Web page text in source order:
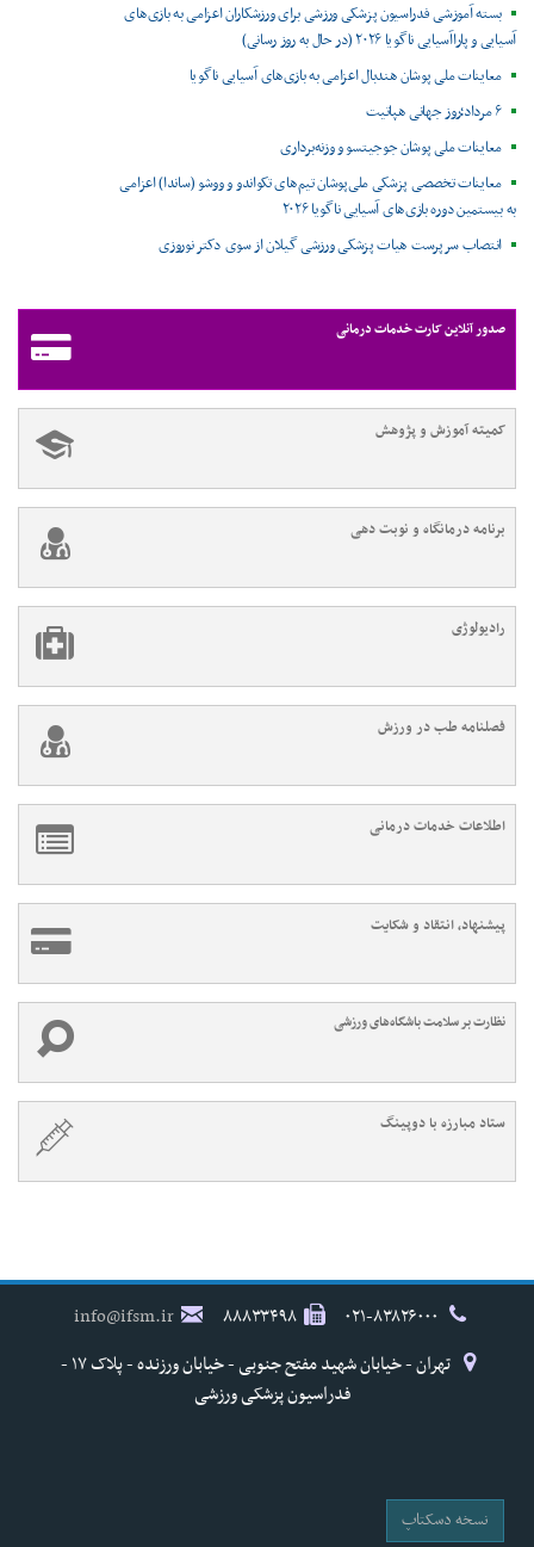
بسته آموزشی فدراسیون پزشکی ورزشی برای ورزشکاران اعزامی به بازی‌های
آسیایی و پاراآسیایی ناگویا ۲۰۲۶ (در حال به روز رسانی)
معاینات ملی پوشان هندبال اعزامی به بازی‌های آسیایی ناگویا
۶ مرداد؛روز جهانی هپاتیت
معاینات ملی پوشان جوجیتسو و وزنه‌برداری
معاینات تخصصی پزشکی ملی‌پوشان تیم‌های تکواندو و ووشو (ساندا) اعزامی
به بیستمین دوره بازی‌های آسیایی ناگویا ۲۰۲۶
انتصاب سرپرست هیات پزشکی ورزشی گیلان از سوی دکتر نوروزی
صدور آنلاین کارت خدمات درمانی
کمیته آموزش و پژوهش
برنامه درمانگاه و نوبت دهی
رادیولوژی
فصلنامه طب در ورزش
اطلاعات خدمات درمانی
پیشنهاد، انتقاد و شکایت
نظارت بر سلامت باشگاه‌های ورزشی
ستاد مبارزه با دوپینگ
۸۸۸۳۳۴۹۸
info@ifsm.ir
تهران - خیابان شهید مفتح جنوبی - خیابان ورزنده - پلاک ۱۷ -
فدراسیون پزشکی ورزشی
نسخه دسکتاپ